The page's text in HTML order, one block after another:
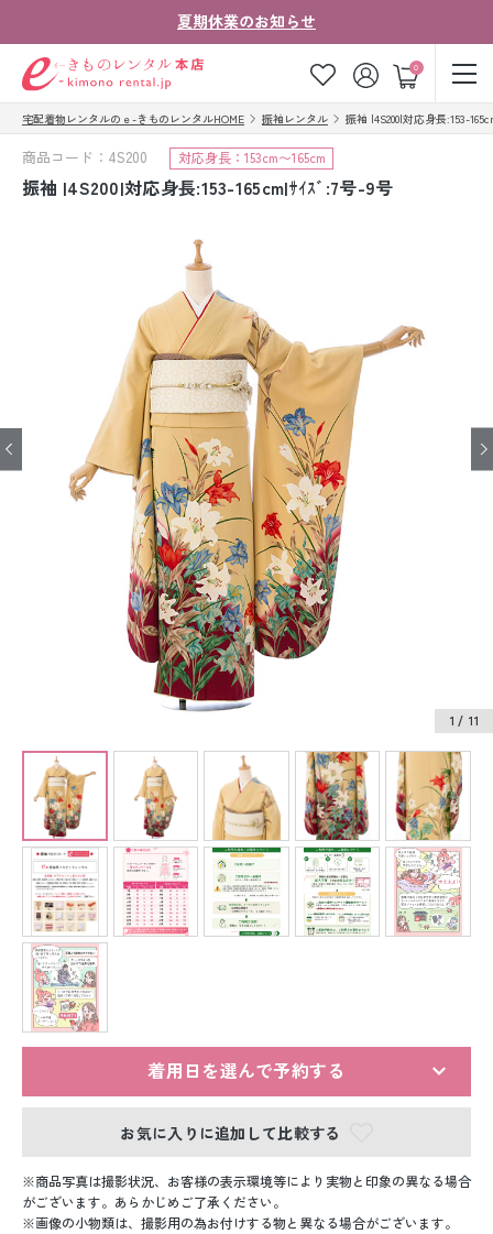
夏期休業のお知らせ
0
ゲスト
お気に入り ログイン カート
ご注文の流れ
法人・グループの
お客様はこちら
着物の種類から探す
七五三レンタル
卒業式袴レンタル
訪問着・付下げレンタル
ジュニア着物レンタル
ジュニア洋装レンタル
ベビー洋装レンタル
紋付袴レンタル
留袖レンタル
スーツレンタル
色打掛&紋付袴レンタル
白無垢&紋付袴レンタル
宅配着物レンタルのｅ-きものレンタルHOME 振袖レンタル 振袖 |4S200|対応身長:153-
商品コード：4S200 対応身長：153cm〜165cm
振袖 |4S200|対応身長:153-165cm|ｻｲｽﾞ:7号-9号
1 / 11
着用日を選んで予約する
お気に入りに追加して比較する
商品写真は撮影状況、お客様の表示環境等により実物と印象の異なる場合
がございます。あらかじめご了承ください。
画像の小物類は、撮影用の為お付けする物と異なる場合がございます。